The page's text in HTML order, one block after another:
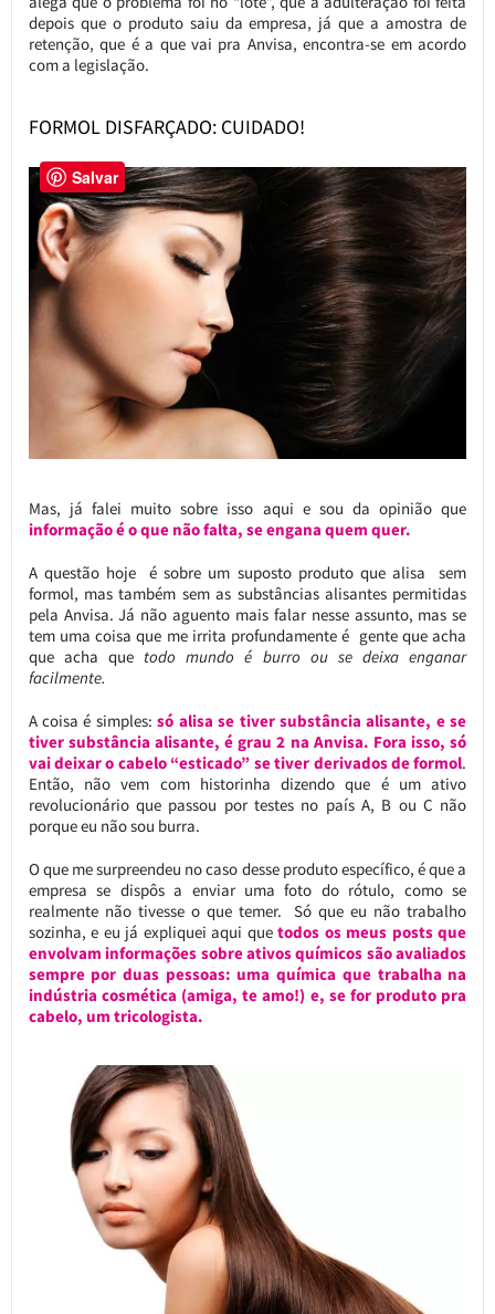
depois que o produto saiu da empresa, já que a amostra de
retenção, que é a que vai pra Anvisa, encontra-se em acordo
com a legislação.
FORMOL DISFARÇADO: CUIDADO!
Mas, já falei muito sobre isso aqui e sou da opinião que
informação é o que não falta, se engana quem quer.
A questão hoje é sobre um suposto produto que alisa sem
formol, mas também sem as substâncias alisantes permitidas
pela Anvisa. Já não aguento mais falar nesse assunto, mas se
tem uma coisa que me irrita profundamente é gente que acha
que acha que todo mundo é burro ou se deixa enganar
facilmente.
A coisa é simples:só alisa se tiver substância alisante, e se
tiver substância alisante, é grau 2 na Anvisa. Fora isso, só
vai deixar o cabelo “esticado” se tiver derivados de formol.
Então, não vem com historinha dizendo que é um ativo
revolucionário que passou por testes no país A, B ou C não
porque eu não sou burra.
O que me surpreendeu no caso desse produto específico, é que a
empresa se dispôs a enviar uma foto do rótulo, como se
realmente não tivesse o que temer. Só que eu não trabalho
sozinha, e eu já expliquei aqui quetodos os meus posts que
envolvam informações sobre ativos químicos são avaliados
sempre por duas pessoas: uma química que trabalha na
indústria cosmética (amiga, te amo!) e, se for produto pra
cabelo, um tricologista.
Salvar